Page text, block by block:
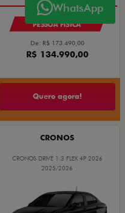
PESSOA FÍSICA
De: R$ 173.490,00
R$ 134.990,00
Quero agora!
CRONOS
CRONOS DRIVE 1.3 FLEX 4P 2026
2025/2026
WhatsApp